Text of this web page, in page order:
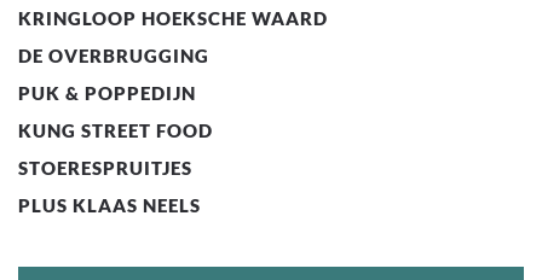
KRINGLOOP HOEKSCHE WAARD
DE OVERBRUGGING
PUK & POPPEDIJN
KUNG STREET FOOD
STOERESPRUITJES
PLUS KLAAS NEELS